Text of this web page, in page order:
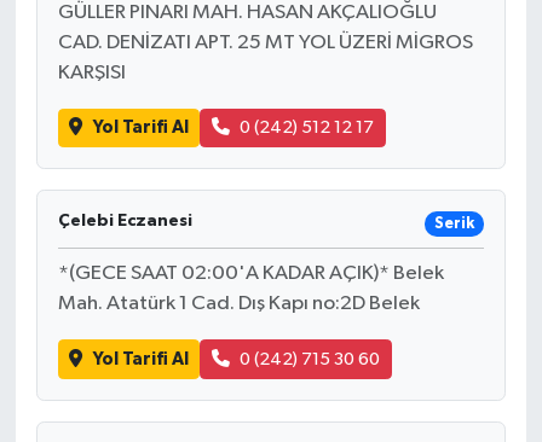
GÜLLER PINARI MAH. HASAN AKÇALIOĞLU
CAD. DENİZATI APT. 25 MT YOL ÜZERİ MİGROS
KARŞISI
Yol Tarifi Al 0 (242) 512 12 17
Çelebi Eczanesi Serik
*(GECE SAAT 02:00'A KADAR AÇIK)* Belek
Mah. Atatürk 1 Cad. Dış Kapı no:2D Belek
Yol Tarifi Al 0 (242) 715 30 60